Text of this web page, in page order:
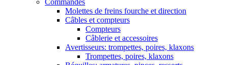
Commandes
Molettes de freins fourche et direction
Câbles et compteurs
Compteurs
Câblerie et accessoires
Avertisseurs: trompettes, poires, klaxons
Trompettes, poires, klaxons